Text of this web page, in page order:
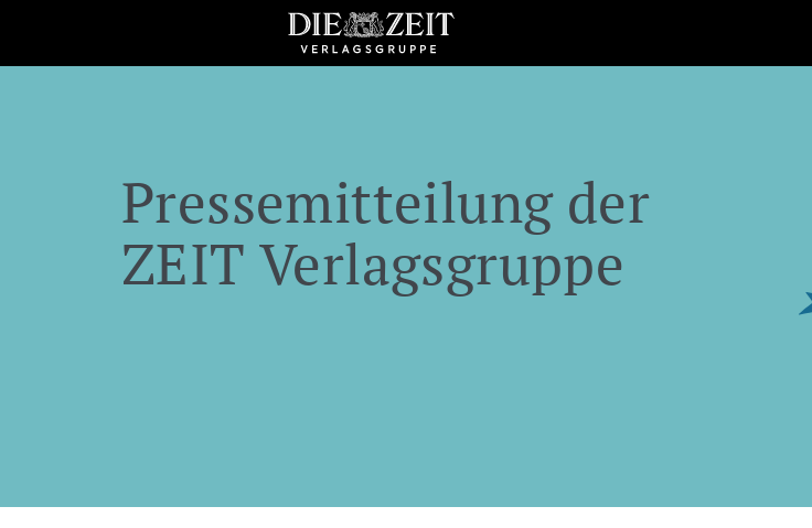
Pressemitteilung der
ZEIT Verlagsgruppe